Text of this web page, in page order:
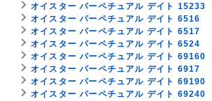
オイスター パーペチュアル デイト 15233
オイスター パーペチュアル デイト 6516
オイスター パーペチュアル デイト 6517
オイスター パーペチュアル デイト 6524
オイスター パーペチュアル デイト 69160
オイスター パーペチュアル デイト 6917
オイスター パーペチュアル デイト 69190
オイスター パーペチュアル デイト 69240